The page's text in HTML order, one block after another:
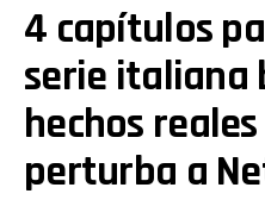
4 capítulos
serie italiana
hechos
perturba a